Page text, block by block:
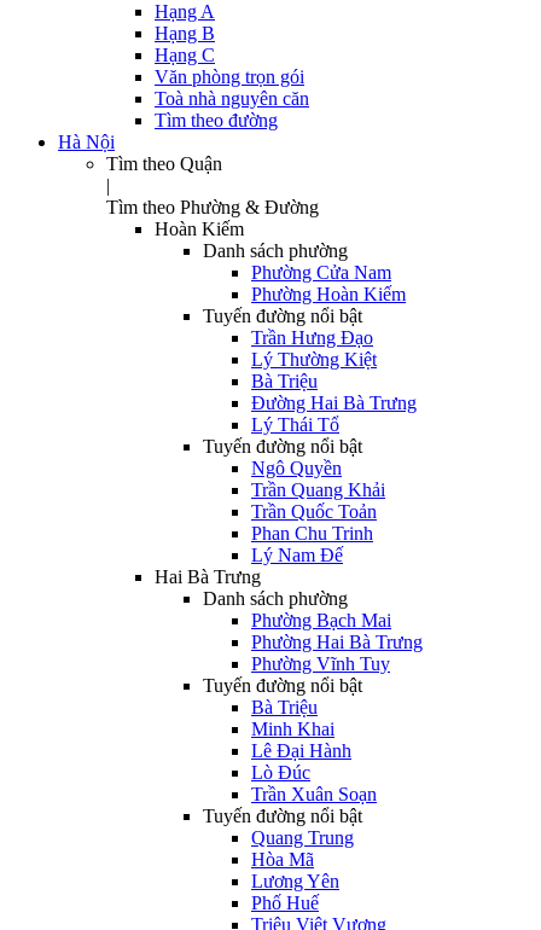
Hạng A
Hạng B
Hạng C
Văn phòng trọn gói
Toà nhà nguyên căn
Tìm theo đường
Hà Nội
Tìm theo Quận
|
Tìm theo Phường & Đường
Hoàn Kiếm
Danh sách phường
Phường Cửa Nam
Phường Hoàn Kiếm
Tuyến đường nổi bật
Trần Hưng Đạo
Lý Thường Kiệt
Bà Triệu
Đường Hai Bà Trưng
Lý Thái Tổ
Tuyến đường nổi bật
Ngô Quyền
Trần Quang Khải
Trần Quốc Toản
Phan Chu Trinh
Lý Nam Đế
Hai Bà Trưng
Danh sách phường
Phường Bạch Mai
Phường Hai Bà Trưng
Phường Vĩnh Tuy
Tuyến đường nổi bật
Bà Triệu
Minh Khai
Lê Đại Hành
Lò Đúc
Trần Xuân Soạn
Tuyến đường nổi bật
Quang Trung
Hòa Mã
Lương Yên
Phố Huế
Triệu Việt Vương